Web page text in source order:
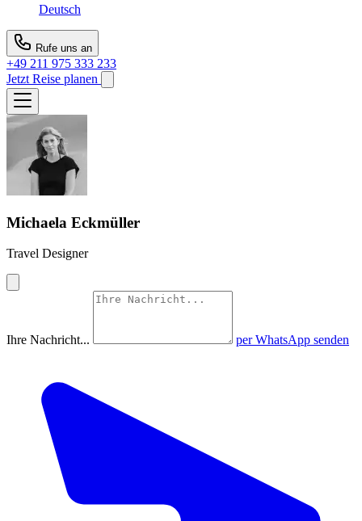
Deutsch
Rufe uns an
+49 211 975 333 233
Jetzt Reise planen
Michaela Eckmüller
Travel Designer
Ihre Nachricht... per WhatsApp senden